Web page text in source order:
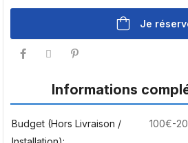
Je
Informations
Budget (hors Livraison /
100€-